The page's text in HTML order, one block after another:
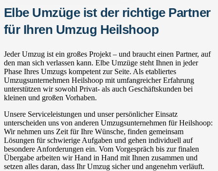
Elbe Umzüge ist der richtige Partner
für Ihren Umzug Heilshoop
Jeder Umzug ist ein großes Projekt – und braucht einen Partner, auf
den man sich verlassen kann. Elbe Umzüge steht Ihnen in jeder
Phase Ihres Umzugs kompetent zur Seite. Als etabliertes
Umzugsunternehmen Heilshoop mit umfangreicher Erfahrung
unterstützen wir sowohl Privat- als auch Geschäftskunden bei
kleinen und großen Vorhaben.
Unsere Serviceleistungen und unser persönlicher Einsatz
unterscheiden uns von anderen Umzugsunternehmen für Heilshoop:
Wir nehmen uns Zeit für Ihre Wünsche, finden gemeinsam
Lösungen für schwierige Aufgaben und gehen individuell auf
besondere Anforderungen ein. Vom Vorgespräch bis zur finalen
Übergabe arbeiten wir Hand in Hand mit Ihnen zusammen und
setzen alles daran, dass Ihr Umzug sicher und angenehm verläuft.